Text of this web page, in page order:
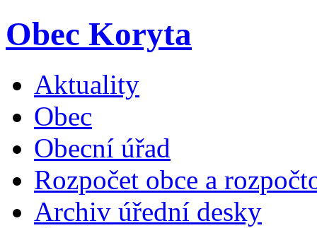
Obec Koryta
Aktuality
Obec
Obecní úřad
Rozpočet obce a
Archiv úřední desky